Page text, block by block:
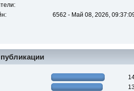
6562 - Май 08, 2026,